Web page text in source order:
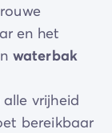
en het
waterbak
vrijheid
bereikbaar